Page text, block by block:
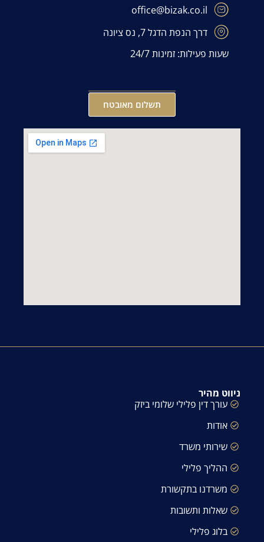
office@bizak.co.il
דרך הנפת הדגל 7, נס ציונה
שעות פעילות: זמינות 24/7
תשלום מאובטח
ניווט מהיר
עורך דין פלילי שלומי ביזק
אודות
שירותי משרד
ההליך פלילי
משרדנו בתקשורת
שאלות ותשובות
בלוג פלילי